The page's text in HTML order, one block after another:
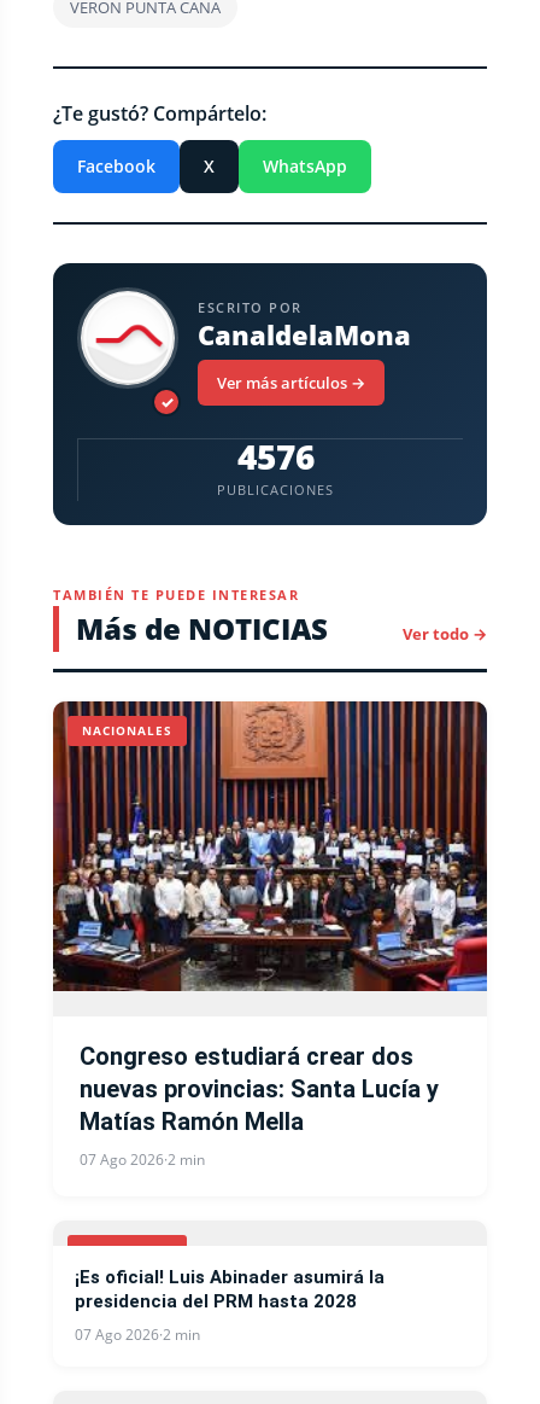
VERON PUNTA CANA
¿Te gustó? Compártelo:
Facebook X WhatsApp
✓
ESCRITO POR
CanaldelaMona
Ver más artículos →
4576
PUBLICACIONES
TAMBIÉN TE PUEDE INTERESAR
Más de NOTICIAS Ver todo →
NACIONALES
Congreso estudiará crear dos
nuevas provincias: Santa Lucía y
Matías Ramón Mella
07 Ago 2026·2 min
NACIONALES
¡Es oficial! Luis Abinader asumirá la
presidencia del PRM hasta 2028
07 Ago 2026·2 min